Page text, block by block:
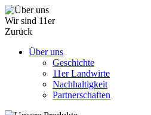
Wir sind 11er
Zurück
Über uns
Geschichte
11er Landwirte
Nachhaltigkeit
Partnerschaften